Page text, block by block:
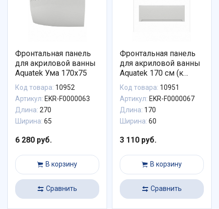
Фронтальная панель
для акриловой ванны
Aquatek Ума 170х75
Код товара: 10952
Артикул: EKR-F0000063
Длина: 270
Ширина: 65
6 280 руб.
В корзину
Сравнить
Фронтальная панель
для акриловой ванны
Aquatek 170 см (к
ванным Ника, Либре,
Лайма, София,
Афродита, Лея, Леда,
Оберон, Мия, Феникс)
Код товара: 10951
Артикул: EKR-F0000067
Длина: 170
Ширина: 60
3 110 руб.
В корзину
Сравнить